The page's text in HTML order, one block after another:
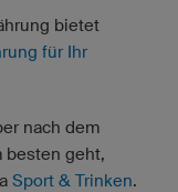
bietet
für Ihr
nach dem
besten geht,
Sport & Trinken.